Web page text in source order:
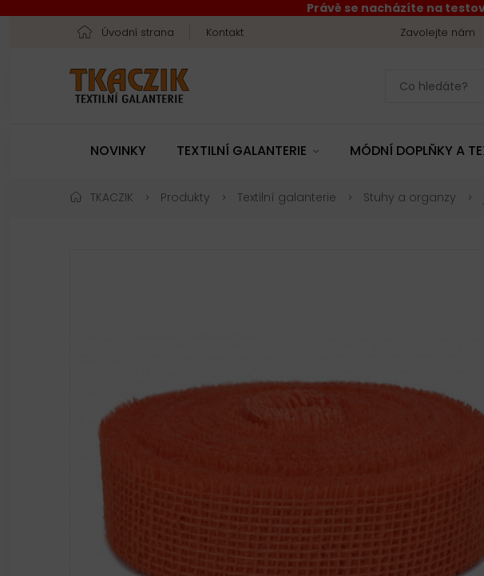
Právě se nacházíte na
Úvodní strana Kontakt Zavolejte nám
NOVINKY TEXTILNÍ GALANTERIE MÓDNÍ DOPLŇKY A
TKACZIK Produkty Textilní galanterie Stuhy a organzy